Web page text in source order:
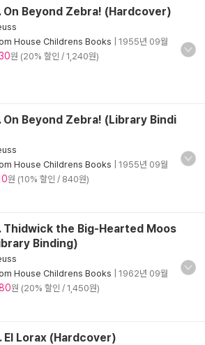
On Beyond Zebra! (Hardcover)
House Childrens Books
1955년 09월
원 (20% 할인 / 1,240원)
On Beyond Zebra! (Library Bindi
House Childrens Books
1955년 09월
원 (10% 할인 / 840원)
Thidwick the Big-Hearted Moos
Binding)
House Childrens Books
1962년 09월
원 (20% 할인 / 1,450원)
El Lorax (Hardcover)